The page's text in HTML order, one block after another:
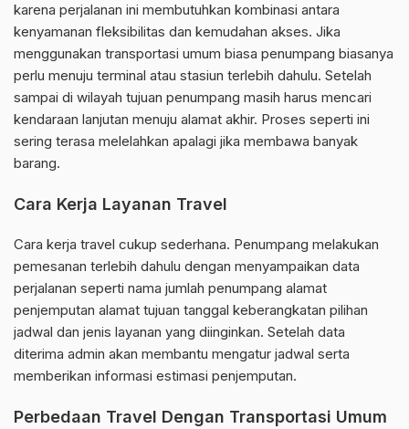
karena perjalanan ini membutuhkan kombinasi antara
kenyamanan fleksibilitas dan kemudahan akses. Jika
menggunakan transportasi umum biasa penumpang biasanya
perlu menuju terminal atau stasiun terlebih dahulu. Setelah
sampai di wilayah tujuan penumpang masih harus mencari
kendaraan lanjutan menuju alamat akhir. Proses seperti ini
sering terasa melelahkan apalagi jika membawa banyak
barang.
Cara Kerja Layanan Travel
Cara kerja travel cukup sederhana. Penumpang melakukan
pemesanan terlebih dahulu dengan menyampaikan data
perjalanan seperti nama jumlah penumpang alamat
penjemputan alamat tujuan tanggal keberangkatan pilihan
jadwal dan jenis layanan yang diinginkan. Setelah data
diterima admin akan membantu mengatur jadwal serta
memberikan informasi estimasi penjemputan.
Perbedaan Travel Dengan Transportasi Umum